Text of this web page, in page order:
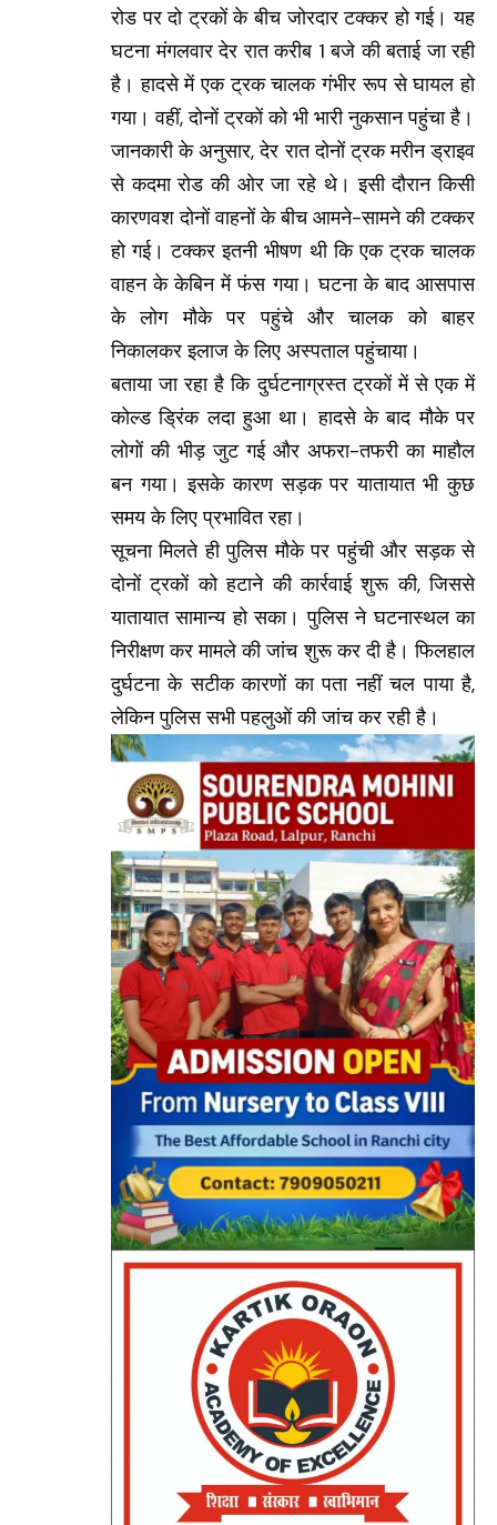
रोड पर दो ट्रकों के बीच जोरदार टक्कर हो गई। यह
घटना मंगलवार देर रात करीब 1 बजे की बताई जा रही
है। हादसे में एक ट्रक चालक गंभीर रूप से घायल हो
गया। वहीं, दोनों ट्रकों को भी भारी नुकसान पहुंचा है।
जानकारी के अनुसार, देर रात दोनों ट्रक मरीन ड्राइव
से कदमा रोड की ओर जा रहे थे। इसी दौरान किसी
कारणवश दोनों वाहनों के बीच आमने-सामने की टक्कर
हो गई। टक्कर इतनी भीषण थी कि एक ट्रक चालक
वाहन के केबिन में फंस गया। घटना के बाद आसपास
के लोग मौके पर पहुंचे और चालक को बाहर
निकालकर इलाज के लिए अस्पताल पहुंचाया।
बताया जा रहा है कि दुर्घटनाग्रस्त ट्रकों में से एक में
कोल्ड ड्रिंक लदा हुआ था। हादसे के बाद मौके पर
लोगों की भीड़ जुट गई और अफरा-तफरी का माहौल
बन गया। इसके कारण सड़क पर यातायात भी कुछ
समय के लिए प्रभावित रहा।
सूचना मिलते ही पुलिस मौके पर पहुंची और सड़क से
दोनों ट्रकों को हटाने की कार्रवाई शुरू की, जिससे
यातायात सामान्य हो सका। पुलिस ने घटनास्थल का
निरीक्षण कर मामले की जांच शुरू कर दी है। फिलहाल
दुर्घटना के सटीक कारणों का पता नहीं चल पाया है,
लेकिन पुलिस सभी पहलुओं की जांच कर रही है।